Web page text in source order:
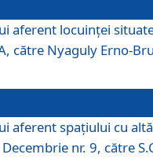
aferent locuinţei
către Nyaguly Erno-
aferent spaţiului cu altă
nr. 9, către